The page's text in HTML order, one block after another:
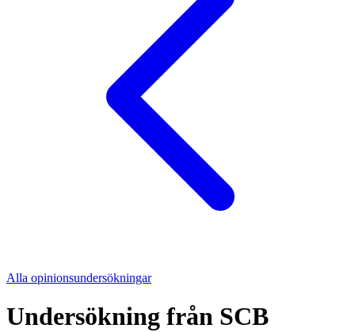
Alla opinionsundersökningar
Undersökning från SCB